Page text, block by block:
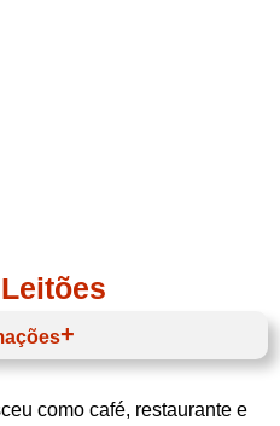
como café, restaurante e